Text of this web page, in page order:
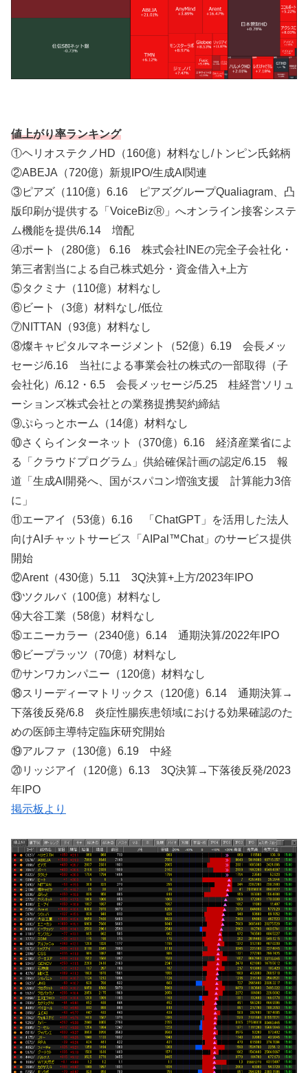
値上がり率ランキング
①ヘリオステクノHD（160億）材料なし/トンピン氏銘柄
②ABEJA（720億）新規IPO/生成AI関連
③ピアズ（110億）6.16 ピアズグループQualiagram、凸
版印刷が提供する「VoiceBizⓇ」へオンライン接客システ
ム機能を提供/6.14 増配
④ポート（280億） 6.16 株式会社INEの完全子会社化・
第三者割当による自己株式処分・資金借入+上方
⑤タクミナ（110億）材料なし
⑥ビート（3億）材料なし/低位
⑦NITTAN（93億）材料なし
⑧燦キャピタルマネージメント（52億）6.19 会長メッ
セージ/6.16 当社による事業会社の株式の一部取得（子
会社化）/6.12・6.5 会長メッセージ/5.25 桂経営ソリュ
ーションズ株式会社との業務提携契約締結
⑨ぷらっとホーム（14億）材料なし
⑩さくらインターネット（370億）6.16 経済産業省によ
る「クラウドプログラム」供給確保計画の認定/6.15 報
道「生成AI開発へ、国がスパコン増強支援 計算能力3倍
に」
⑪エーアイ（53億）6.16 「ChatGPT」を活用した法人
向けAIチャットサービス「AIPal™Chat」のサービス提供
開始
⑫Arent（430億）5.11 3Q決算+上方/2023年IPO
⑬ツクルバ（100億）材料なし
⑭大谷工業（58億）材料なし
⑮エニーカラー（2340億）6.14 通期決算/2022年IPO
⑯ビープラッツ（70億）材料なし
⑰サンワカンパニー（120億）材料なし
⑱スリーディーマトリックス（120億）6.14 通期決算→
下落後反発/6.8 炎症性腸疾患領域における効果確認のた
めの医師主導特定臨床研究開始
⑲アルファ（130億）6.19 中経
⑳リッジアイ（120億）6.13 3Q決算→下落後反発/2023
年IPO
掲示板より